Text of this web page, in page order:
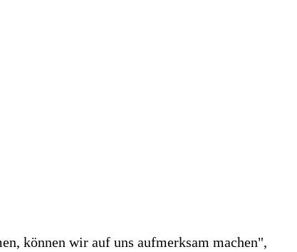
können wir auf uns aufmerksam machen",